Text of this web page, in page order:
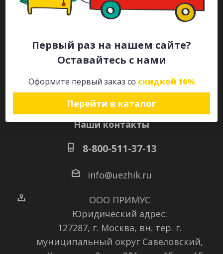
Первый раз на нашем сайте?
Оставайтесь с нами
Оформите первый заказ со скидкой 10%
Перейти в каталог
Будьте всегда в курсе!
Наши контакты
8-800-511-37-13
info@uezhik.ru
ООО ПРИМУС
Юридический адрес:
127287, г. Москва, вн. тер. г.
муниципальный округ Савеловский,